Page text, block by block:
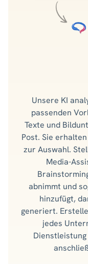
Unsere KI
passenden
Texte und
Post. Sie
zur Auswahl.
Media-
abnimmt und
hinzufügt,
generiert.
jedes